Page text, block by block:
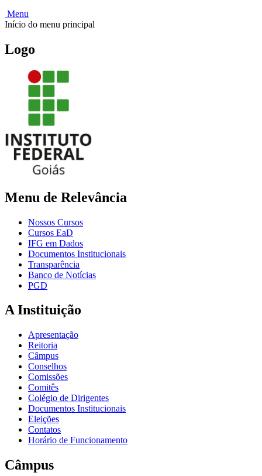
Menu
Início do menu principal
Logo
Menu de Relevância
Nossos Cursos
Cursos EaD
IFG em Dados
Documentos Institucionais
Transparência
Banco de Notícias
PGD
A Instituição
Apresentação
Reitoria
Câmpus
Conselhos
Comissões
Comitês
Colégio de Dirigentes
Documentos Institucionais
Eleições
Contatos
Horário de Funcionamento
Câmpus